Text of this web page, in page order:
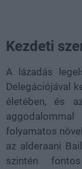
Kezdeti
A lázadás
Delegációjával
életében, és
folyamatos
az alderaani
szintén